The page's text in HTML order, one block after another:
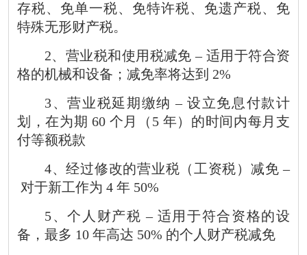
存税、免单一税、免特许税、免遗产税、免
特殊无形财产税。
2、营业税和使用税减免 – 适用于符合资
格的机械和设备；减免率将达到 2%
3、营业税延期缴纳 –设立免息付款计
划，在为期 60 个月（ 5 年）的时间内每月支
付等额税款
4、经过修改的营业税（工资税）减免 –
对于新工作为 4 年 50%
5、个人财产税 – 适用于符合资格的设
备，最多 10 年高达 50% 的个人财产税减免